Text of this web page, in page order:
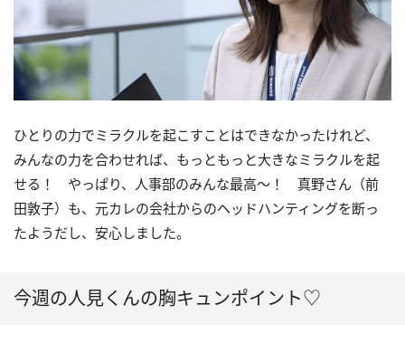
ひとりの力でミラクルを起こすことはできなかったけれど、
みんなの力を合わせれば、もっともっと大きなミラクルを起
せる！ やっぱり、人事部のみんな最高〜！ 真野さん（前
田敦子）も、元カレの会社からのヘッドハンティングを断っ
たようだし、安心しました。
今週の人見くんの胸キュンポイント♡